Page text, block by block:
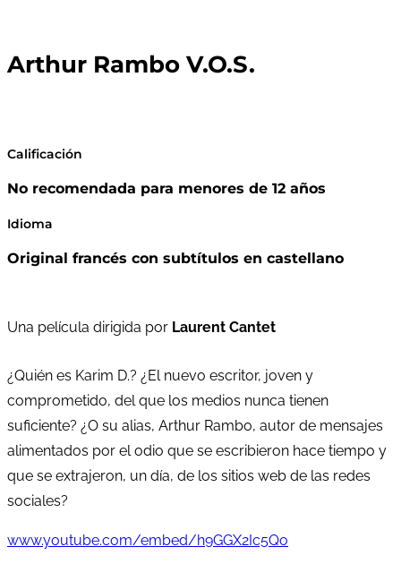
Arthur Rambo V.O.S.
Calificación
No recomendada para menores de 12 años
Idioma
Original francés con subtítulos en castellano
Una película dirigida por Laurent Cantet
¿Quién es Karim D.? ¿El nuevo escritor, joven y
comprometido, del que los medios nunca tienen
suficiente? ¿O su alias, Arthur Rambo, autor de mensajes
alimentados por el odio que se escribieron hace tiempo y
que se extrajeron, un día, de los sitios web de las redes
sociales?
www.youtube.com/embed/h9GGX2Ic5Qo